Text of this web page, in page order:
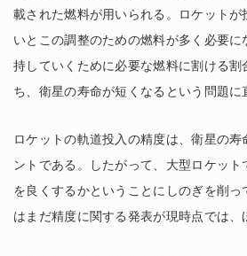
載された燃料が用いられる。ロケットが
いとこの調整のための燃料が多く必要
持していくために必要な燃料に割ける割
ち、衛星の寿命が短くなるという問題に
ロケットの軌道投入の精度は、衛星の寿
ントである。したがって、大型ロケッ
を良くするかということにしのぎを削
はまだ精度に関する発表が現時点では、